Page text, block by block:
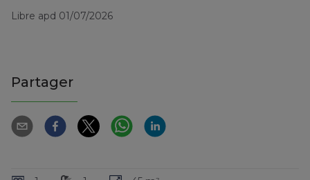
Libre apd 01/07/2026
Partager